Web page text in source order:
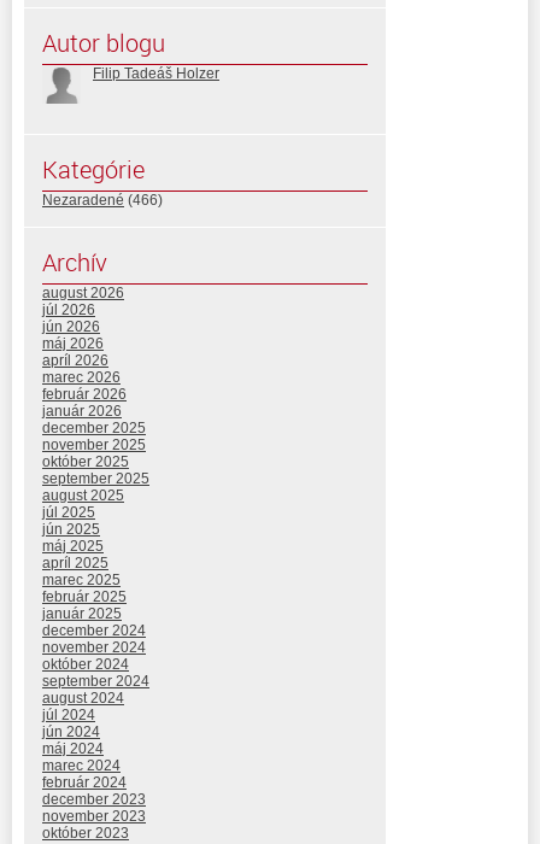
Autor blogu
Filip Tadeáš Holzer
Kategórie
Nezaradené (466)
Archív
august 2026
júl 2026
jún 2026
máj 2026
apríl 2026
marec 2026
február 2026
január 2026
december 2025
november 2025
október 2025
september 2025
august 2025
júl 2025
jún 2025
máj 2025
apríl 2025
marec 2025
február 2025
január 2025
december 2024
november 2024
október 2024
september 2024
august 2024
júl 2024
jún 2024
máj 2024
marec 2024
február 2024
december 2023
november 2023
október 2023